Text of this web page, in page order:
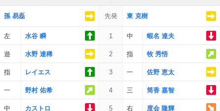
孫 易磊 先発 東 克樹
左 水谷 瞬 1 中 蝦名 達夫
遊 水野 達稀 2 指 牧 秀悟
指 レイエス 3 一 佐野 恵太
一 野村 佑希 4 三 筒香 嘉智
中 カストロ 5 右 度会 隆輝